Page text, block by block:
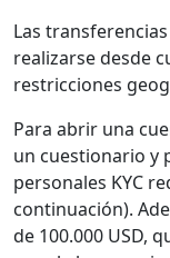
Las
realizarse desde
restricciones
Para abrir una
un cuestionario y
personales KYC
continuación).
de 100.000 USD,